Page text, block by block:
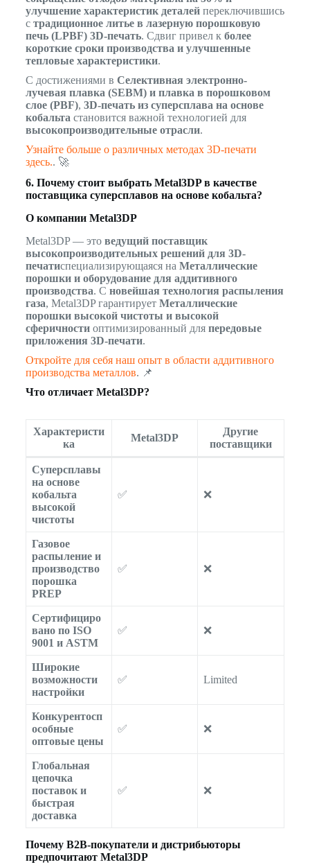
улучшение характеристик деталейпереключившись
с традиционное литье в лазерную порошковую
печь (LPBF) 3D-печать. Сдвиг привел к более
короткие сроки производства и улучшенные
тепловые характеристики.
С достижениями в Селективная электронно-
лучевая плавка (SEBM) и плавка в порошковом
слое (PBF), 3D-печать из суперсплава на основе
кобальта становится важной технологией для
высокопроизводительные отрасли.
Узнайте больше о различных методах 3D-печати
здесь.. 🚀
6. Почему стоит выбрать Metal3DP в качестве
поставщика суперсплавов на основе кобальта?
О компании Metal3DP
Metal3DP — это ведущий поставщик
высокопроизводительных решений для 3D-
печатиспециализирующаяся на Металлические
порошки и оборудование для аддитивного
производства. С новейшая технология распыления
газа, Metal3DP гарантирует Металлические
порошки высокой чистоты и высокой
сферичностиоптимизированный для передовые
приложения 3D-печати.
Откройте для себя наш опыт в области аддитивного
производства металлов. 📌
Что отличает Metal3DP?
Характеристи
ка
Metal3DP
Другие
поставщики
Суперсплавы
на основе
кобальта
высокой
чистоты
✅ ❌
Газовое
распыление и
производство
порошка
PREP
✅ ❌
Сертифициро
вано по ISO
9001 и ASTM
✅ ❌
Широкие
возможности
настройки
✅ Limited
Конкурентосп
особные
оптовые цены
✅ ❌
Глобальная
цепочка
поставок и
быстрая
доставка
✅ ❌
Почему B2B-покупатели и дистрибьюторы
предпочитают Metal3DP